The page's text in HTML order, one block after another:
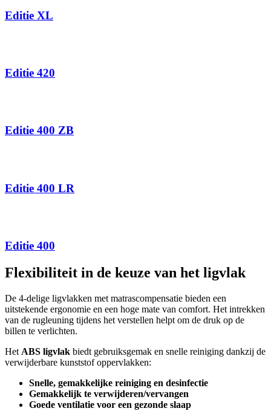
Editie XL
Editie 420
Editie 400 ZB
Editie 400 LR
Editie 400
Flexibiliteit in de keuze van het ligvlak
De 4-delige ligvlakken met matrascompensatie bieden een
uitstekende­ ergonomie en een hoge mate van comfort. Het intrekken
van de rugleuning tijdens het verstellen helpt om de druk op de
billen te verlichten.
Het ABS ligvlak biedt gebruiksgemak en snelle reiniging dankzij de
verwijderbare kunststof oppervlakken:
Snelle, gemakkelijke reiniging en desinfectie
Gemakkelijk te verwijderen/vervangen
Goede ventilatie voor een gezonde slaap